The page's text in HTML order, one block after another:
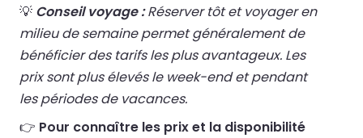
💡 Conseil voyage :Réserver tôt et voyager en
milieu de semaine permet généralement de
bénéficier des tarifs les plus avantageux. Les
prix sont plus élevés le week-end et pendant
les périodes de vacances.
👉 Pour connaître les prix et la disponibilité